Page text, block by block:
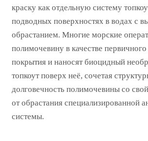
краску как отдельную систему
подводных поверхностях в водах с
обрастанием. Многие морские
полимочевину в качестве
покрытия и наносят биоцидный
топкоут поверх неё, сочетая
долговечность полимочевины со
от обрастания специализированной
системы.